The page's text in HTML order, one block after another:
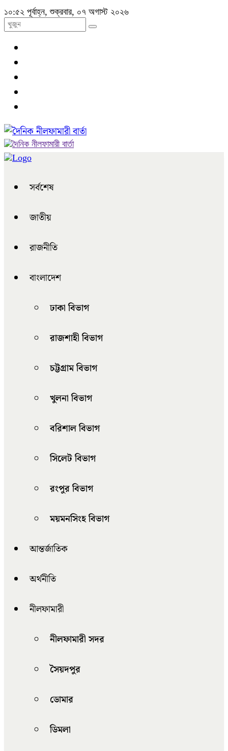
১০:৫২ পূর্বাহ্ন, শুক্রবার, ০৭ অগাস্ট ২০২৬
সর্বশেষ
জাতীয়
রাজনীতি
বাংলাদেশ
ঢাকা বিভাগ
রাজশাহী বিভাগ
চট্টগ্রাম বিভাগ
খুলনা বিভাগ
বরিশাল বিভাগ
সিলেট বিভাগ
রংপুর বিভাগ
ময়মনসিংহ বিভাগ
আন্তর্জাতিক
অর্থনীতি
নীলফামারী
নীলফামারী সদর
সৈয়দপুর
ডোমার
ডিমলা